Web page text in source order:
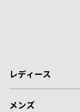
レディース
メンズ